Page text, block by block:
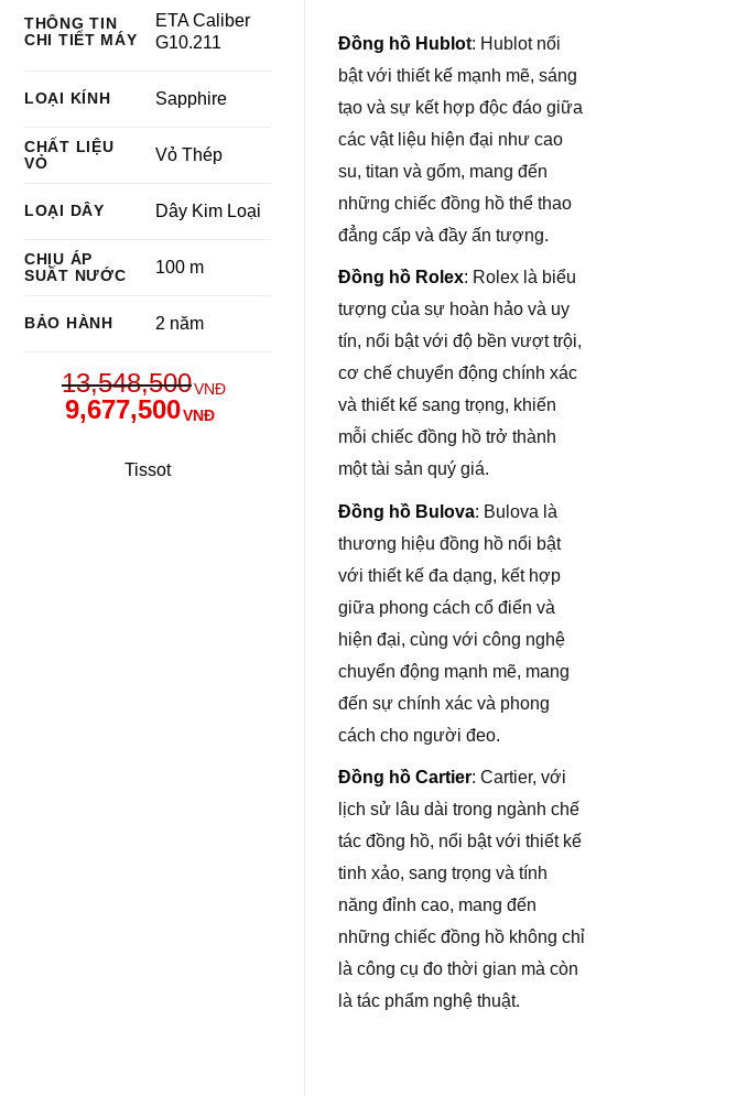
THÔNG TIN
CHI TIẾT MÁY
ETA Caliber
G10.211
LOẠI KÍNH Sapphire
CHẤT LIỆU
VỎ
Vỏ Thép
LOẠI DÂY Dây Kim Loại
CHỊU ÁP
SUẤT NƯỚC
100 m
BẢO HÀNH 2 năm
13,548,500VNĐ
9,677,500VNĐ
Tissot
Đồng hồ Hublot: Hublot nổi
bật với thiết kế mạnh mẽ, sáng
tạo và sự kết hợp độc đáo giữa
các vật liệu hiện đại như cao
su, titan và gốm, mang đến
những chiếc đồng hồ thể thao
đẳng cấp và đầy ấn tượng.
Đồng hồ Rolex: Rolex là biểu
tượng của sự hoàn hảo và uy
tín, nổi bật với độ bền vượt trội,
cơ chế chuyển động chính xác
và thiết kế sang trọng, khiến
mỗi chiếc đồng hồ trở thành
một tài sản quý giá.
Đồng hồ Bulova: Bulova là
thương hiệu đồng hồ nổi bật
với thiết kế đa dạng, kết hợp
giữa phong cách cổ điển và
hiện đại, cùng với công nghệ
chuyển động mạnh mẽ, mang
đến sự chính xác và phong
cách cho người đeo.
Đồng hồ Cartier: Cartier, với
lịch sử lâu dài trong ngành chế
tác đồng hồ, nổi bật với thiết kế
tinh xảo, sang trọng và tính
năng đỉnh cao, mang đến
những chiếc đồng hồ không chỉ
là công cụ đo thời gian mà còn
là tác phẩm nghệ thuật.